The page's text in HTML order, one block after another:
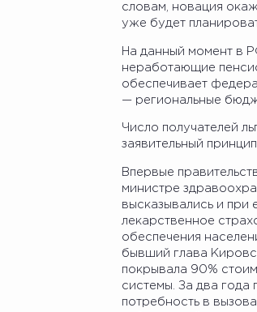
словам, новация
уже будет
На данный момент в
неработающие
обеспечивает
— региональные
Число получателей
заявительный
Впервые
министре
высказывались и при
лекарственное
обеспечения
бывший глава
покрывала 90%
системы. За два года
потребность в